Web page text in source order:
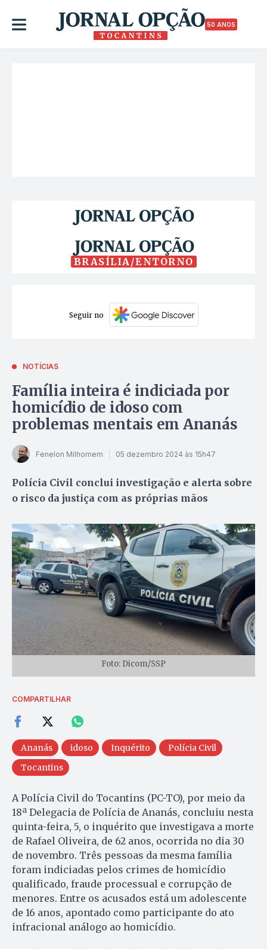
50 ANOS
BRASÍLIA/ENTORNO
Seguir no
NOTÍCIAS
Família inteira é indiciada por
homicídio de idoso com
problemas mentais em Ananás
Fenelon Milhomem 05 dezembro 2024 às 15h47
Polícia Civil conclui investigação e alerta sobre
o risco da justiça com as próprias mãos
Foto: Dicom/SSP
COMPARTILHAR
Ananás idoso Inquérito
Polícia Civil
Tocantins
A Polícia Civil do Tocantins (PC-TO), por meio da
18ª Delegacia de Polícia de Ananás, concluiu nesta
quinta-feira, 5, o inquérito que investigava a morte
de Rafael Oliveira, de 62 anos, ocorrida no dia 30
de novembro. Três pessoas da mesma família
foram indiciadas pelos crimes de homicídio
qualificado, fraude processual e corrupção de
menores. Entre os acusados está um adolescente
de 16 anos, apontado como participante do ato
infracional análogo ao homicídio.